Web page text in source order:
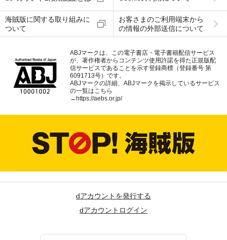
海賊版に関する取り組みに
ついて
お客さまのご利用端末から
の情報の外部送信について
ABJマークは、この電子書店・電子書籍配信サービス
が、著作権者からコンテンツ使用許諾を得た正規版配
信サービスであることを示す登録商標（登録番号 第
6091713号）です。
ABJマークの詳細、ABJマークを掲示しているサービス
の一覧はこちら
→ https://aebs.or.jp/
dアカウントを発行する
dアカウントログイン